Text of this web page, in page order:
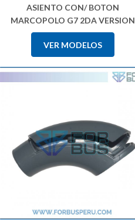
ASIENTO CON/ BOTON
MARCOPOLO G7 2DA VERSION
VER MODELOS